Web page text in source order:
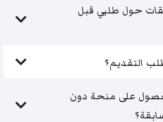
حول طلبي قبل
التقديم؟
على منحة دون